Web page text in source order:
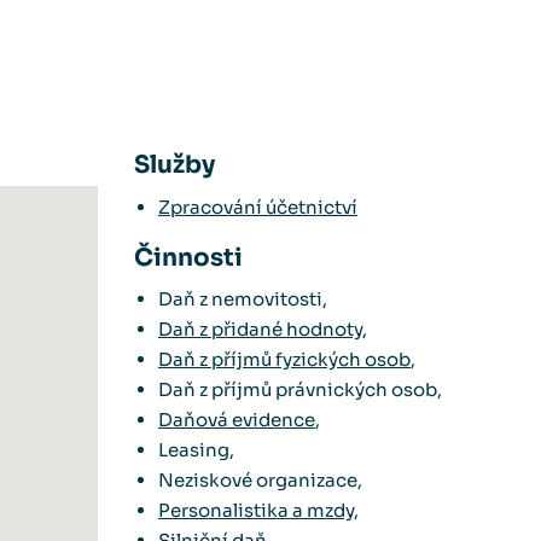
Služby
Zpracování účetnictví
Činnosti
Daň z nemovitosti,
Daň z přidané hodnoty,
Daň z příjmů fyzických osob,
Daň z příjmů právnických osob,
Daňová evidence,
Leasing,
Neziskové organizace,
Personalistika a mzdy,